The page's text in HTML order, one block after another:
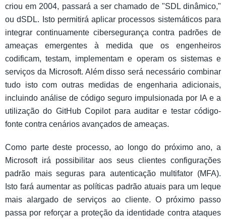
criou em 2004, passará a ser chamado de "SDL dinâmico,"
ou dSDL. Isto permitirá aplicar processos sistemáticos para
integrar continuamente cibersegurança contra padrões de
ameaças emergentes à medida que os engenheiros
codificam, testam, implementam e operam os sistemas e
serviços da Microsoft. Além disso será necessário combinar
tudo isto com outras medidas de engenharia adicionais,
incluindo análise de código seguro impulsionada por IA e a
utilização do GitHub Copilot para auditar e testar código-
fonte contra cenários avançados de ameaças.
Como parte deste processo, ao longo do próximo ano, a
Microsoft irá possibilitar aos seus clientes configurações
padrão mais seguras para autenticação multifator (MFA).
Isto fará aumentar as políticas padrão atuais para um leque
mais alargado de serviços ao cliente. O próximo passo
passa por reforçar a proteção da identidade contra ataques